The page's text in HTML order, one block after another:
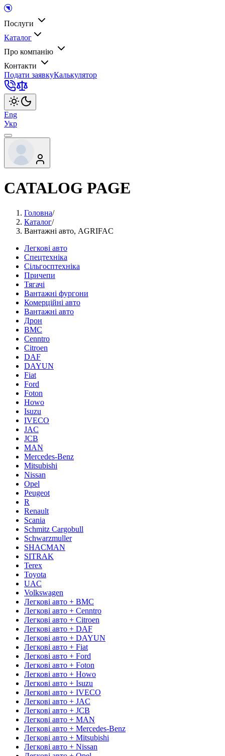
Послуги
Каталог
Про компанію
Контакти
Подати заявкуКалькулятор
Eng
Укр
CATALOG PAGE
Головна/
Каталог/
Вантажні авто, AGRIFAC
Легкові авто
Спецтехніка
Сільгосптехніка
Причепи
Тягачі
Вантажні фургони
Комерційні авто
Вантажні авто
Дрон
BMC
Cenntro
Citroen
DAF
DAYUN
Fiat
Ford
Foton
Howo
Isuzu
IVECO
JAC
JCB
MAN
Mercedes-Benz
Mitsubishi
Nissan
Opel
Peugeot
R
Renault
Scania
Schmitz Cargobull
Schwarzmuller
SHACMAN
SITRAK
Terex
Toyota
UAC
Volkswagen
Легкові авто + BMC
Легкові авто + Cenntro
Легкові авто + Citroen
Легкові авто + DAF
Легкові авто + DAYUN
Легкові авто + Fiat
Легкові авто + Ford
Легкові авто + Foton
Легкові авто + Howo
Легкові авто + Isuzu
Легкові авто + IVECO
Легкові авто + JAC
Легкові авто + JCB
Легкові авто + MAN
Легкові авто + Mercedes-Benz
Легкові авто + Mitsubishi
Легкові авто + Nissan